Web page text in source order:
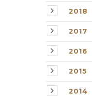
2018
2017
2016
2015
2014